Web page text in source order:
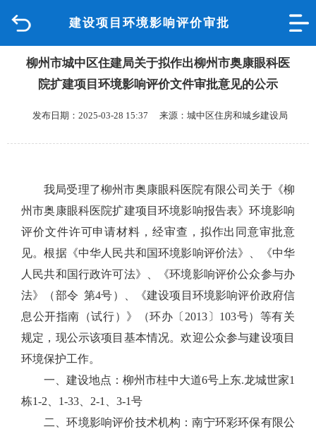
建设项目环境影响评价审批
品质城中
政府信息公开
网上办事
互动回应
数据专题
柳州市城中区住建局关于拟作出柳州市奥康眼科医
院扩建项目环境影响评价文件审批意见的公示
发布日期：2025-03-28 15:37 来源：城中区住房和城乡建设局
我局受理了柳州市奥康眼科医院有限公司 关于《柳
州市奥康眼科医院扩建项目环境影响报告表》环境影响
评价文件许可申请材料，经审查，拟作出同意审批意
见。根据《中华人民共和国环境影响评价法》、《中华
人民共和国行政许可法》、《环境影响评价公众参与办
法》（部令 第4号）、《建设项目环境影响评价政府信
息公开指南（试行）》（环办〔2013〕103号）等有关
规定，现公示该项目基本情况。欢迎公众参与建设项目
环境保护工作。
一、建设地点：柳州市桂中大道6号上东.龙城世家1
栋1-2、1-33、2-1、3-1号
二、环境影响评价技术机构：南宁环彩环保有限公